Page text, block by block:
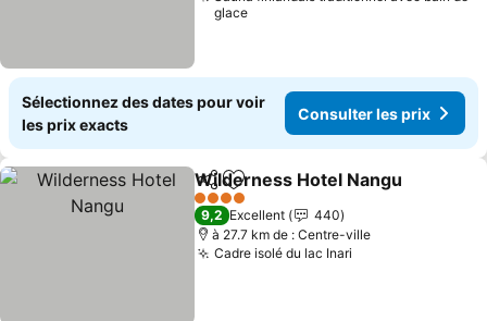
glace
Sélectionnez des dates pour voir
les prix exacts
Consulter les prix
PartagerAjouter à mes favoris
Wilderness Hotel Nangu
4 Étoiles
9,2 Excellent
440
à 27.7 km de : Centre-ville
Cadre isolé du lac Inari